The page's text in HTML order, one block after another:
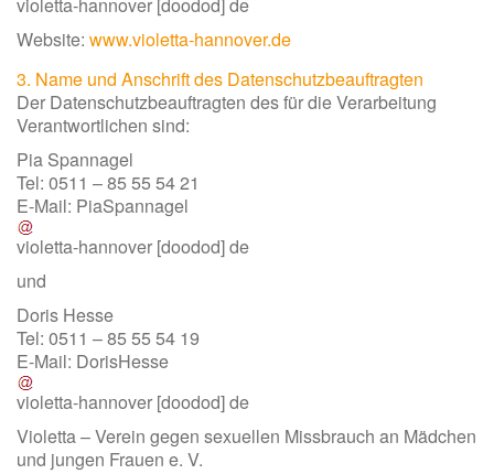
violetta-hannover [doodod]de
Website: www.violetta-hannover.de
3. Name und Anschrift des Datenschutzbeauftragten
Der Datenschutzbeauftragten des für die Verarbeitung
Verantwortlichen sind:
Pia Spannagel
Tel: 0511 – 85 55 54 21
E-Mail: PiaSpannagel
violetta-hannover [doodod]de
und
Doris Hesse
Tel: 0511 – 85 55 54 19
E-Mail: DorisHesse
violetta-hannover [doodod]de
Violetta – Verein gegen sexuellen Missbrauch an Mädchen
und jungen Frauen e. V.